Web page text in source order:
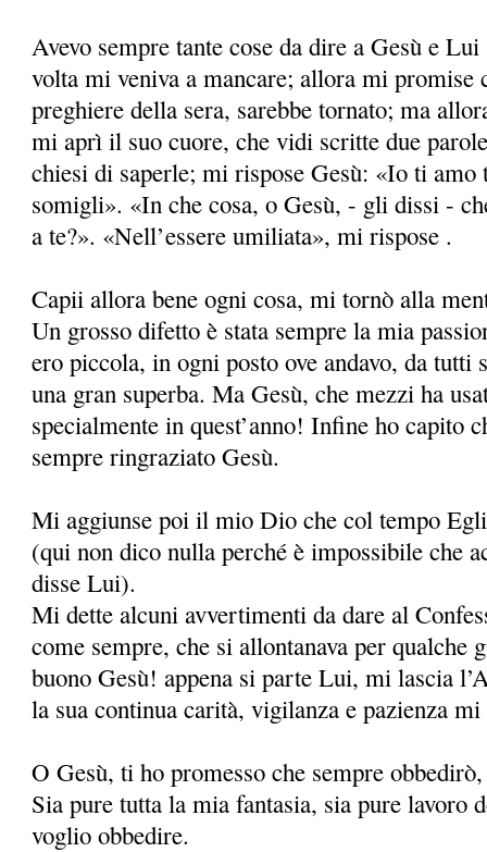
Avevo sempre tante cose da dire a Gesù e
volta mi veniva a mancare; allora mi promise
preghiere della sera, sarebbe tornato; ma
mi aprì il suo cuore, che vidi scritte due
chiesi di saperle; mi rispose Gesù: «Io ti
somigli». «In che cosa, o Gesù, - gli dissi -
a te?». «Nell’essere umiliata», mi rispose .
Capii allora bene ogni cosa, mi tornò alla
Un grosso difetto è stata sempre la mia
ero piccola, in ogni posto ove andavo, da tutti
una gran superba. Ma Gesù, che mezzi ha
specialmente in quest’anno! Infine ho capito
sempre ringraziato Gesù.
Mi aggiunse poi il mio Dio che col tempo
(qui non dico nulla perché è impossibile che
disse Lui).
Mi dette alcuni avvertimenti da dare al
come sempre, che si allontanava per qualche
buono Gesù! appena si parte Lui, mi lascia
la sua continua carità, vigilanza e pazienza mi
O Gesù, ti ho promesso che sempre
Sia pure tutta la mia fantasia, sia pure lavoro
voglio obbedire.